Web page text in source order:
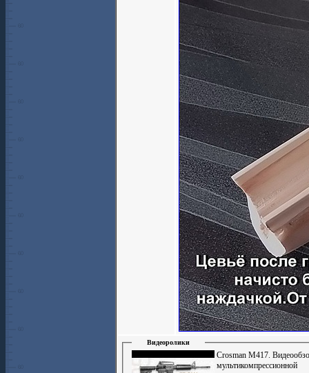
Видеоролики
Crosman M417.
мультикомпрессионной